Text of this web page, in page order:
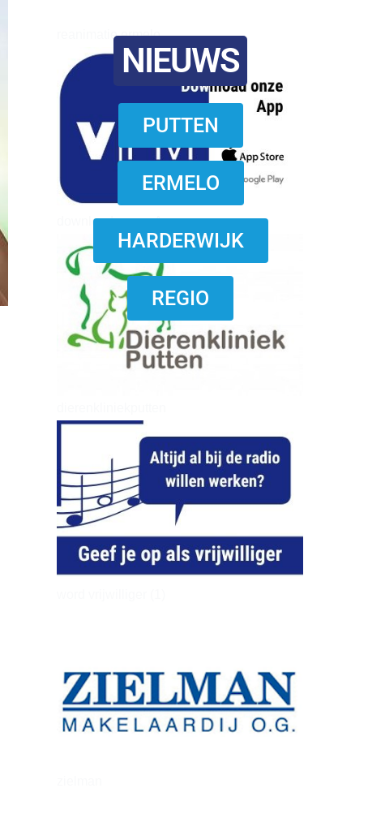
reanimatie ermelo
download onzze App
NIEUWS
PUTTEN
ERMELO
HARDERWIJK
REGIO